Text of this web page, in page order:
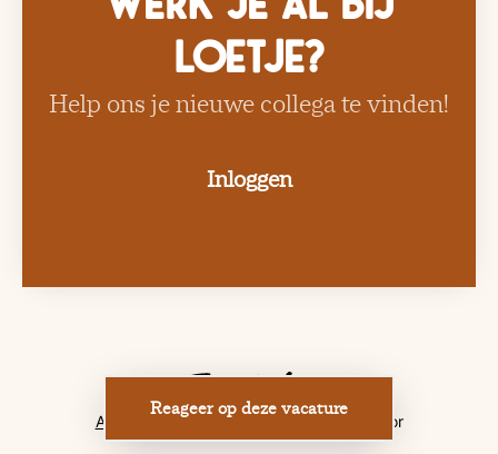
Reageer op deze vacature
Loetje?
Help ons je nieuwe collega te vinden!
Inloggen
Applicant tracking system door Teamtailor